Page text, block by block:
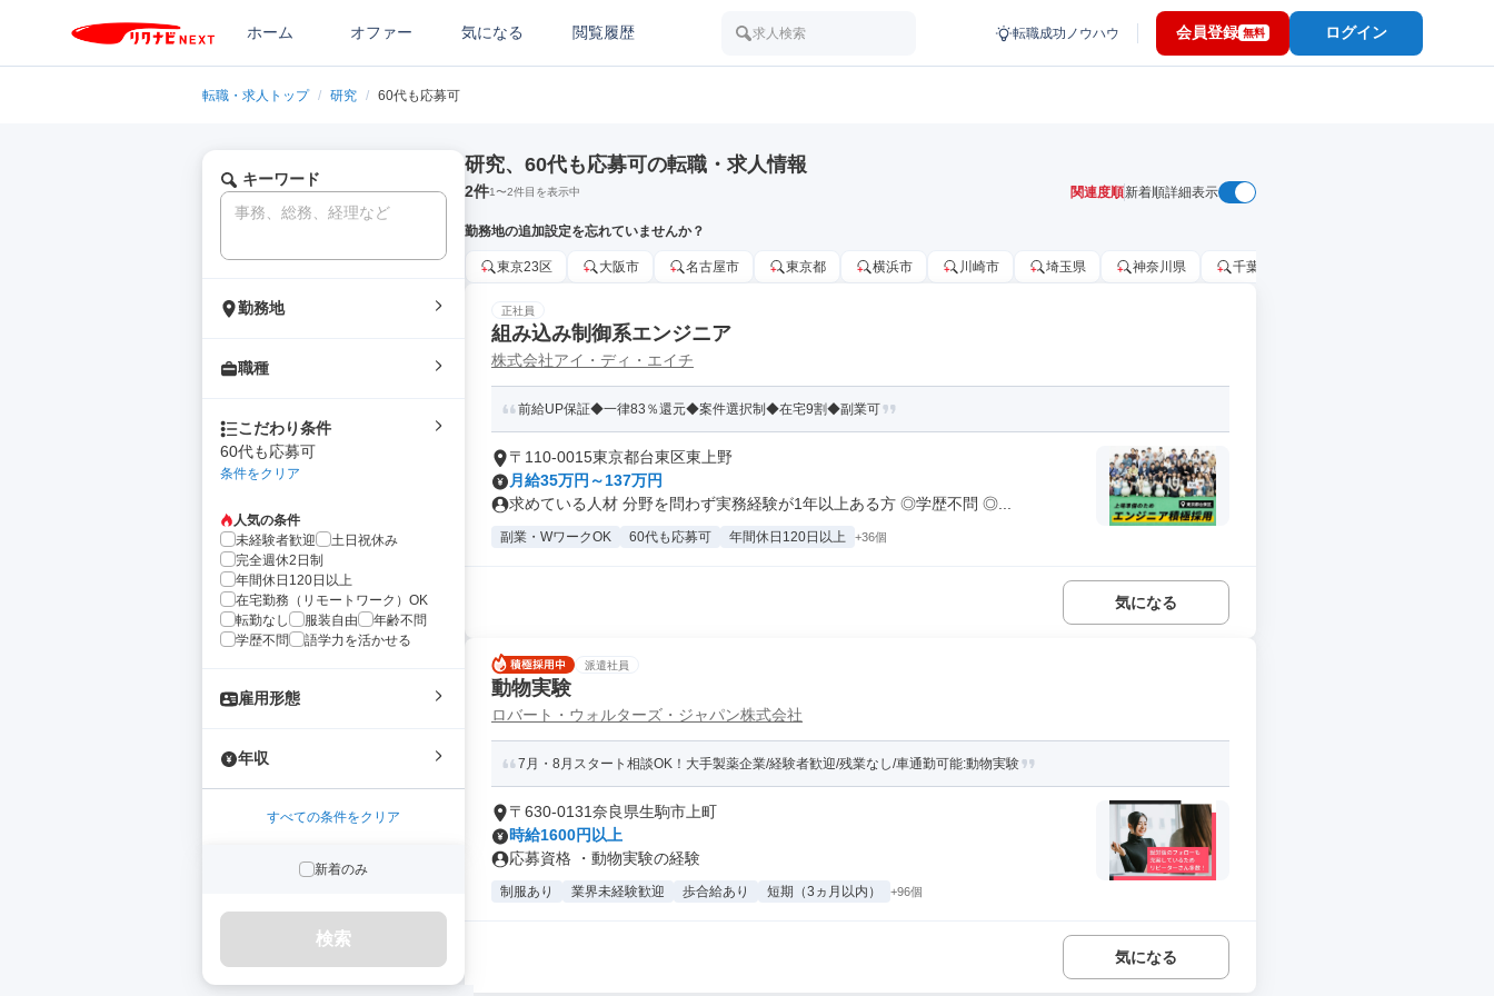
ホーム オファー 気になる 閲覧履歴 求人検索 転職成功ノウハウ 会員登録 無料 ログイン
転職・求人トップ / 研究 / 60代も応募可
キーワード
勤務地
職種
こだわり条件
60代も応募可
条件をクリア
人気の条件
未経験者歓迎
土日祝休み
完全週休2日制
年間休日120日以上
在宅勤務（リモートワーク）OK
転勤なし
服装自由
年齢不問
学歴不問
語学力を活かせる
雇用形態
年収
すべての条件をクリア
新着のみ
検索
研究、60代も応募可の転職・求人情報
2件1〜2件目を表示中 関連度順新着順詳細表示
勤務地の追加設定を忘れていませんか？
東京23区 大阪市 名古屋市 東京都 横浜市 川崎市 埼玉県 神奈川県 千葉市
正社員
組み込み制御系エンジニア
株式会社アイ・ディ・エイチ
前給UP保証◆一律83％還元◆案件選択制◆在宅9割◆副業可
〒110-0015東京都台東区東上野
月給35万円～137万円
求めている人材 分野を問わず実務経験が1年以上ある方 ◎学歴不問 ◎...
副業・WワークOK 60代も応募可 年間休日120日以上 +36個
気になる
派遣社員
動物実験
ロバート・ウォルターズ・ジャパン株式会社
7月・8月スタート相談OK！大手製薬企業/経験者歓迎/残業なし/車通勤可能:動物実験
〒630-0131奈良県生駒市上町
時給1600円以上
応募資格 ・動物実験の経験
制服あり 業界未経験歓迎 歩合給あり 短期（3ヵ月以内） +96個
気になる